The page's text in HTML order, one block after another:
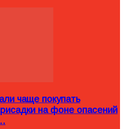
чаще покупать
на фоне опасений